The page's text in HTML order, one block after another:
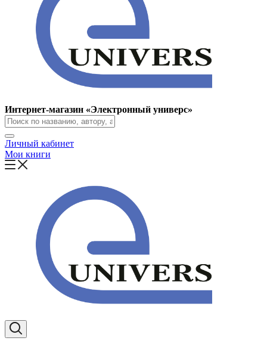
Интернет-магазин «Электронный универс»
Личный кабинет
Мои книги